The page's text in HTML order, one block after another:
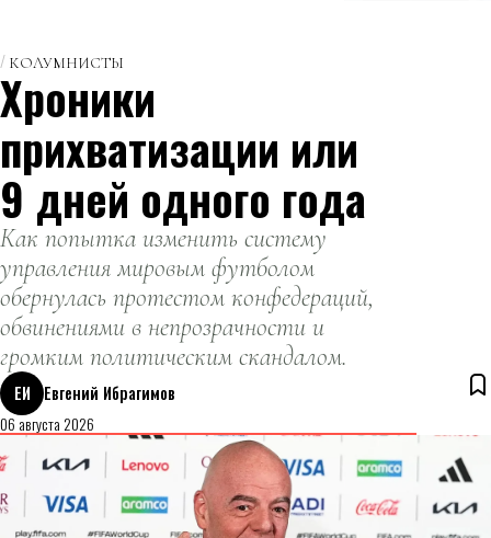
XNXX и XVideos.
КОЛУМНИСТЫ
Хроники
прихватизации или
9 дней одного года
Как попытка изменить систему
управления мировым футболом
обернулась протестом конфедераций,
обвинениями в непрозрачности и
громким политическим скандалом.
ЕИ
Евгений Ибрагимов
06 августа 2026